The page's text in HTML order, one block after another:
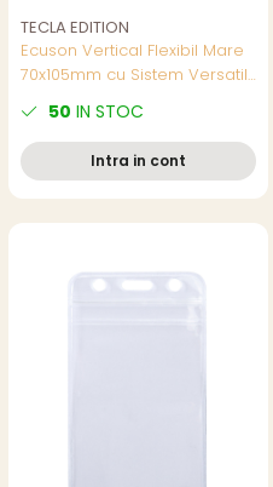
TECLA EDITION
Ecuson Vertical Flexibil Mare
70x105mm cu Sistem Versatil
Universal Badge Vertical,
Model 5757A
50 IN STOC
Intra in cont